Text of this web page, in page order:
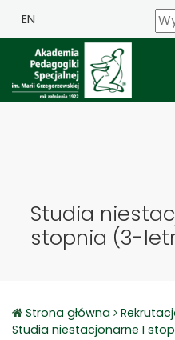
EN
Studia
stopnia (3-
Strona główna
Studia niestacjonarne I